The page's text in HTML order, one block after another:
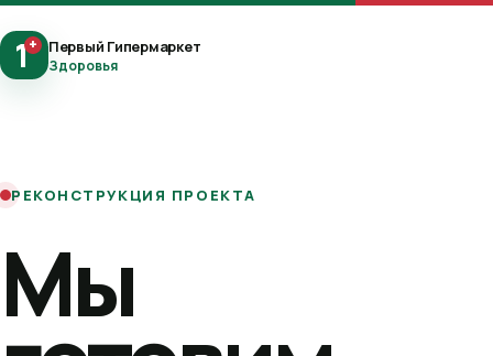
1+ Первый Гипермаркет
Здоровья
РЕКОНСТРУКЦИЯ ПРОЕКТА
Мы